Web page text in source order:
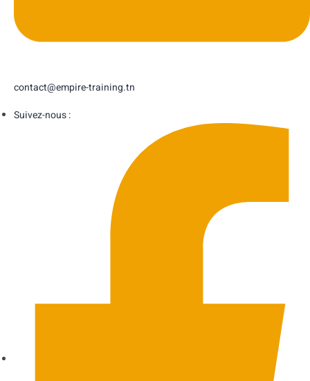
contact@empire-training.tn
Suivez-nous :